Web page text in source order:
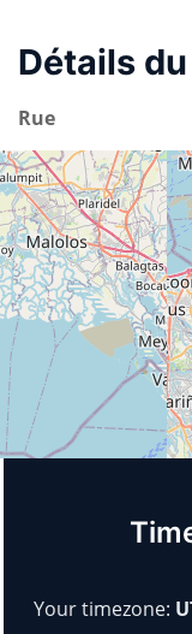
Détails
Rue
Ville
Pays
A venir
Your timezone: